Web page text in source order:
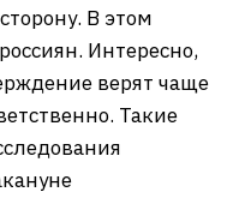
В этом
Интересно,
верят чаще
Такие